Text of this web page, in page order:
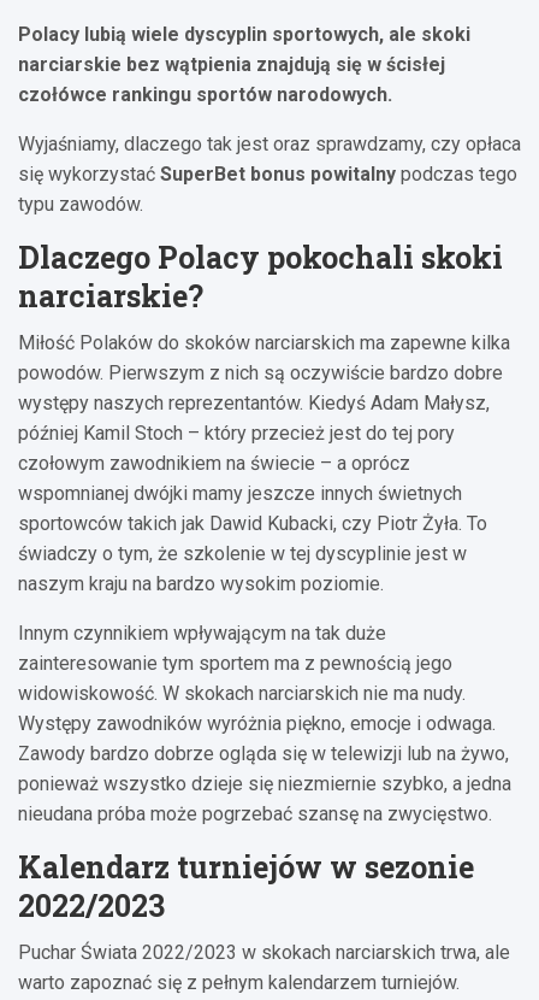
Polacy lubią wiele dyscyplin sportowych, ale skoki
narciarskie bez wątpienia znajdują się w ścisłej
czołówce rankingu sportów narodowych.
Wyjaśniamy, dlaczego tak jest oraz sprawdzamy, czy opłaca
się wykorzystać SuperBet bonus powitalny podczas tego
typu zawodów.
Dlaczego Polacy pokochali skoki
narciarskie?
Miłość Polaków do skoków narciarskich ma zapewne kilka
powodów. Pierwszym z nich są oczywiście bardzo dobre
występy naszych reprezentantów. Kiedyś Adam Małysz,
później Kamil Stoch – który przecież jest do tej pory
czołowym zawodnikiem na świecie – a oprócz
wspomnianej dwójki mamy jeszcze innych świetnych
sportowców takich jak Dawid Kubacki, czy Piotr Żyła. To
świadczy o tym, że szkolenie w tej dyscyplinie jest w
naszym kraju na bardzo wysokim poziomie.
Innym czynnikiem wpływającym na tak duże
zainteresowanie tym sportem ma z pewnością jego
widowiskowość. W skokach narciarskich nie ma nudy.
Występy zawodników wyróżnia piękno, emocje i odwaga.
Zawody bardzo dobrze ogląda się w telewizji lub na żywo,
ponieważ wszystko dzieje się niezmiernie szybko, a jedna
nieudana próba może pogrzebać szansę na zwycięstwo.
Kalendarz turniejów w sezonie
2022/2023
Puchar Świata 2022/2023 w skokach narciarskich trwa, ale
warto zapoznać się z pełnym kalendarzem turniejów.